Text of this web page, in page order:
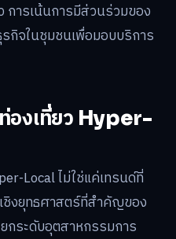
การเน้นการมีส่วนร่วมของ
กิจในชุมชนเพื่อมอบบริการ
องเที่ยว Hyper-
Local ไม่ใช่แค่เทรนด์ที่
ชิงยุทธศาสตร์ที่สำคัญของ
กระดับอุตสาหกรรมการ